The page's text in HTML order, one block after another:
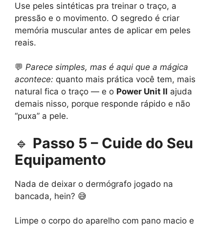
Use peles sintéticas pra treinar o traço, a
pressão e o movimento. O segredo é criar
memória muscular antes de aplicar em peles
reais.
💬 Parece simples, mas é aqui que a mágica
acontece: quanto mais prática você tem, mais
natural fica o traço — e o Power Unit II ajuda
demais nisso, porque responde rápido e não
“puxa” a pele.
🔹 Passo 5 – Cuide do Seu
Equipamento
Nada de deixar o dermógrafo jogado na
bancada, hein? 😅
Limpe o corpo do aparelho com pano macio e